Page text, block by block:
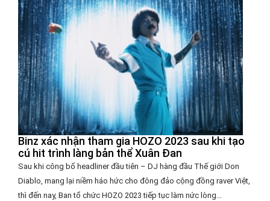
Binz xác nhận tham gia HOZO 2023 sau khi tạo
cú hit trình làng bản thể Xuân Đan
Sau khi công bố headliner đầu tiên – DJ hàng đầu Thế giới Don
Diablo, mang lại niềm háo hức cho đông đảo cộng đồng raver Việt,
thì đến nay, Ban tổ chức HOZO 2023 tiếp tục làm nức lòng...